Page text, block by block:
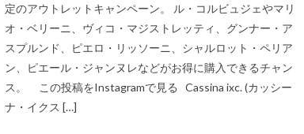
定のアウトレットキャンペーン。 ル・コルビュジェやマリ
オ・ベリーニ、ヴィコ・マジストレッティ、グンナー・ア
スプルンド、ピエロ・リッソーニ、シャルロット・ペリア
ン、ピエール・ジャンヌレなどがお得に購入できるチャン
ス。 この投稿をInstagramで見る Cassina ixc. (カッシー
ナ・イクス […]